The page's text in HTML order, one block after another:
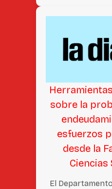
sobre la
esfuerzos
desde la
Ciencias
El